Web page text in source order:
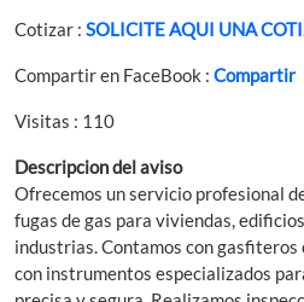
Cotizar : SOLICITE AQUI UNA
Compartir en FaceBook : Compartir
Visitas : 110
Descripcion del aviso
Ofrecemos un servicio profesional
fugas de gas para viviendas,
industrias. Contamos con gasfiteros
con instrumentos especializados